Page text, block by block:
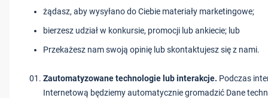
żądasz, aby wysyłano do Ciebie materiały marketingowe;
bierzesz udział w konkursie, promocji lub ankiecie; lub
Przekażesz nam swoją opinię lub skontaktujesz się z nami.
Zautomatyzowane technologie lub interakcje. Podczas
Internetową będziemy automatycznie gromadzić Dane